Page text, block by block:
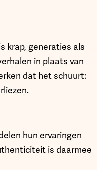
krap, generaties als
in plaats van
dat het schuurt:
hun ervaringen
is daarmee